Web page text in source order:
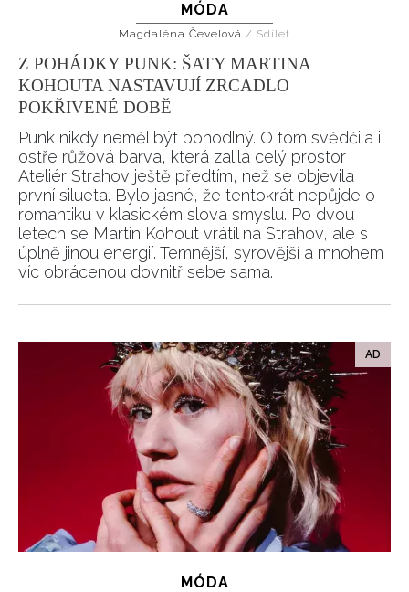
MÓDA
Magdaléna Čevelová / Sdílet
Z POHÁDKY PUNK: ŠATY MARTINA
KOHOUTA NASTAVUJÍ ZRCADLO
POKŘIVENÉ DOBĚ
Punk nikdy neměl být pohodlný. O tom svědčila i
ostře růžová barva, která zalila celý prostor
Ateliér Strahov ještě předtím, než se objevila
první silueta. Bylo jasné, že tentokrát nepůjde o
romantiku v klasickém slova smyslu. Po dvou
letech se Martin Kohout vrátil na Strahov, ale s
úplně jinou energií. Temnější, syrovější a mnohem
víc obrácenou dovnitř sebe sama.
MÓDA